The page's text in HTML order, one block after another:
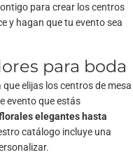
para crear los centros
y hagan que tu evento sea
para boda
elijas los centros de mesa
evento que estás
elegantes hasta
catálogo incluye una